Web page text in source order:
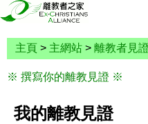
主頁 > 主網站 > 離教者見證
※ 撰寫你的離教見證 ※
我的離教見證